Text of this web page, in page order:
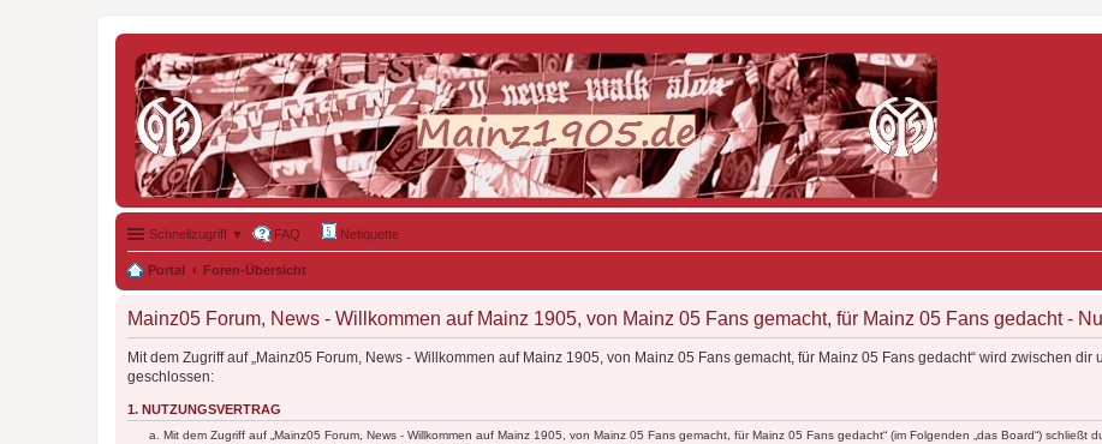
Schnellzugriff ▼ FAQ Netiquette
Portal Foren-Übersicht
Mainz05 Forum, News - Willkommen auf Mainz 1905, von Mainz 05 Fans gemacht, für Mainz 05 Fans gedacht -
Mit dem Zugriff auf „Mainz05 Forum, News - Willkommen auf Mainz 1905, von Mainz 05 Fans gemacht, für Mainz 05 Fans gedacht“ wird zwischen
geschlossen:
1. NUTZUNGSVERTRAG
Mit dem Zugriff auf „Mainz05 Forum, News - Willkommen auf Mainz 1905, von Mainz 05 Fans gemacht, für Mainz 05 Fans gedacht“ (im Folgenden „das Board“)